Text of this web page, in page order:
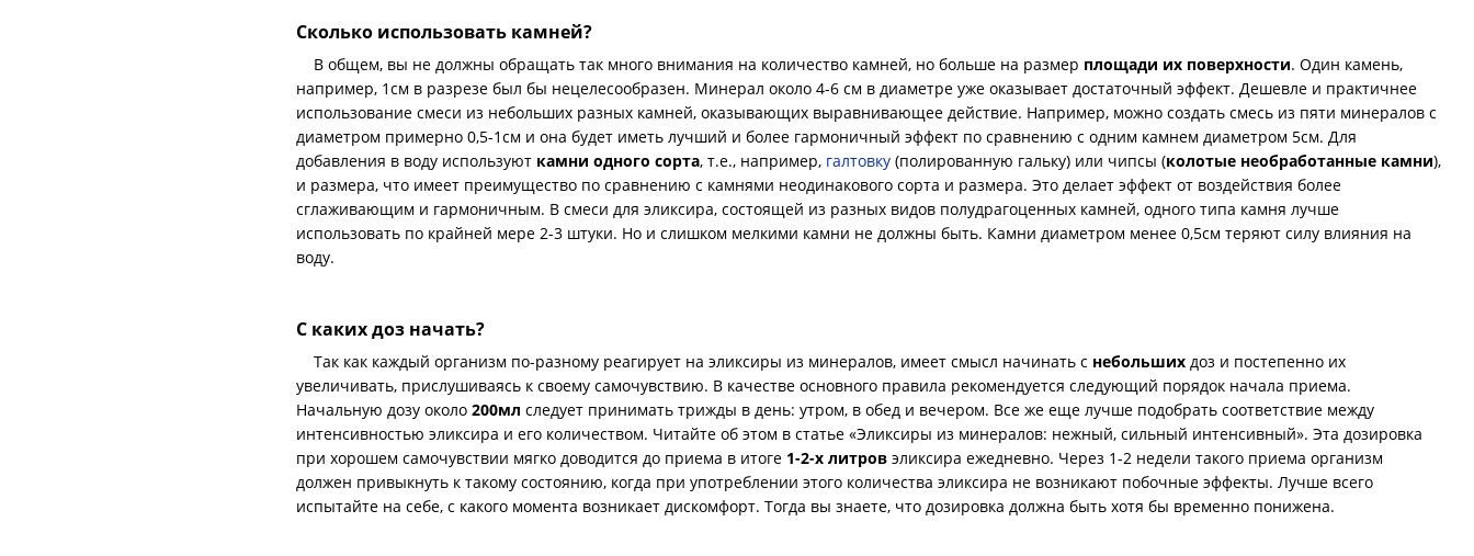
Сколько использовать камней?
В общем, вы не должны обращать так много внимания на количество камней, но больше на размер площади их поверхности. Один камень,
например, 1см в разрезе был бы нецелесообразен. Минерал около 4-6 см в диаметре уже оказывает достаточный эффект. Дешевле и практичнее
использование смеси из небольших разных камней, оказывающих выравнивающее действие. Например, можно создать смесь из пяти минералов с
диаметром примерно 0,5-1см и она будет иметь лучший и более гармоничный эффект по сравнению с одним камнем диаметром 5см. Для
добавления в воду используют камни одного сорта, т.е., например, галтовку (полированную гальку) или чипсы (колотые необработанные камни),
и размера, что имеет преимущество по сравнению с камнями неодинакового сорта и размера. Это делает эффект от воздействия более
сглаживающим и гармоничным. В смеси для эликсира, состоящей из разных видов полудрагоценных камней, одного типа камня лучше
использовать по крайней мере 2-3 штуки. Но и слишком мелкими камни не должны быть. Камни диаметром менее 0,5см теряют силу влияния на
воду.
С каких доз начать?
Так как каждый организм по-разному реагирует на эликсиры из минералов, имеет смысл начинать с небольших доз и постепенно их
увеличивать, прислушиваясь к своему самочувствию. В качестве основного правила рекомендуется следующий порядок начала приема.
Начальную дозу около 200мл следует принимать трижды в день: утром, в обед и вечером. Все же еще лучше подобрать соответствие между
интенсивностью эликсира и его количеством. Читайте об этом в статье «Эликсиры из минералов: нежный, сильный интенсивный». Эта дозировка
при хорошем самочувствии мягко доводится до приема в итоге 1-2-х литров эликсира ежедневно. Через 1-2 недели такого приема организм
должен привыкнуть к такому состоянию, когда при употреблении этого количества эликсира не возникают побочные эффекты. Лучше всего
испытайте на себе, с какого момента возникает дискомфорт. Тогда вы знаете, что дозировка должна быть хотя бы временно понижена.